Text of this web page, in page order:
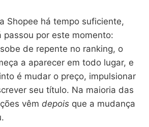
Shopee há tempo suficiente,
passou por este momento:
de repente no ranking, o
a aparecer em todo lugar, e
é mudar o preço, impulsionar
seu título. Na maioria das
vêm depois que a mudança